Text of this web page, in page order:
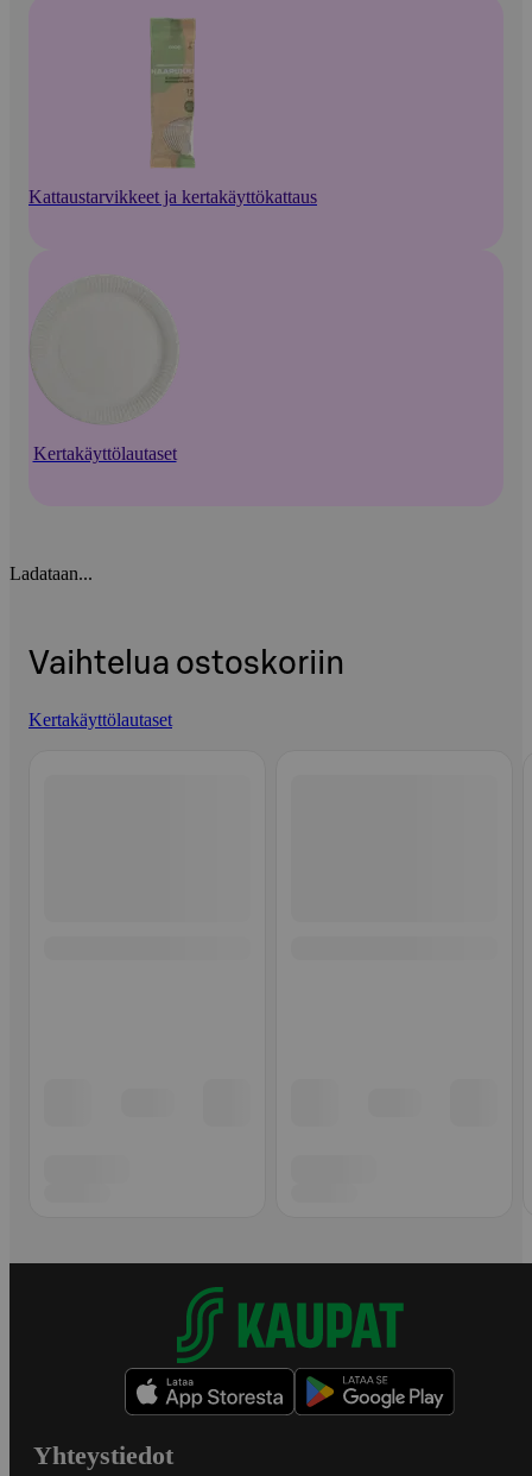
Kattaustarvikkeet ja kertakäyttökattaus
Kertakäyttölautaset
Ladataan...
Vaihtelua ostoskoriin
Kertakäyttölautaset
Yhteystiedot